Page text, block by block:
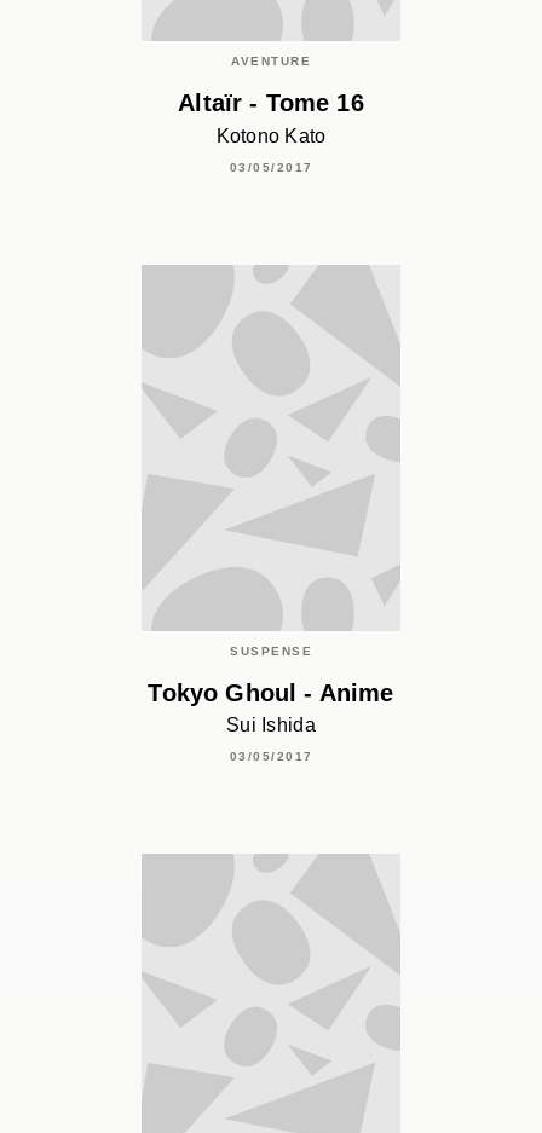
AVENTURE
Altaïr - Tome 16
Kotono Kato
03/05/2017
SUSPENSE
Tokyo Ghoul - Anime
Sui Ishida
03/05/2017